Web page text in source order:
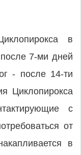
в
после 7-ми дней
- после 14-ти
Циклопирокса
с
от
в